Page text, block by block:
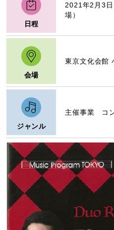
日程
2021年2月3
場）
会場
東京文化会館
ジャンル
主催事業 コ